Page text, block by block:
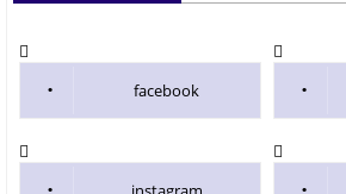
facebook